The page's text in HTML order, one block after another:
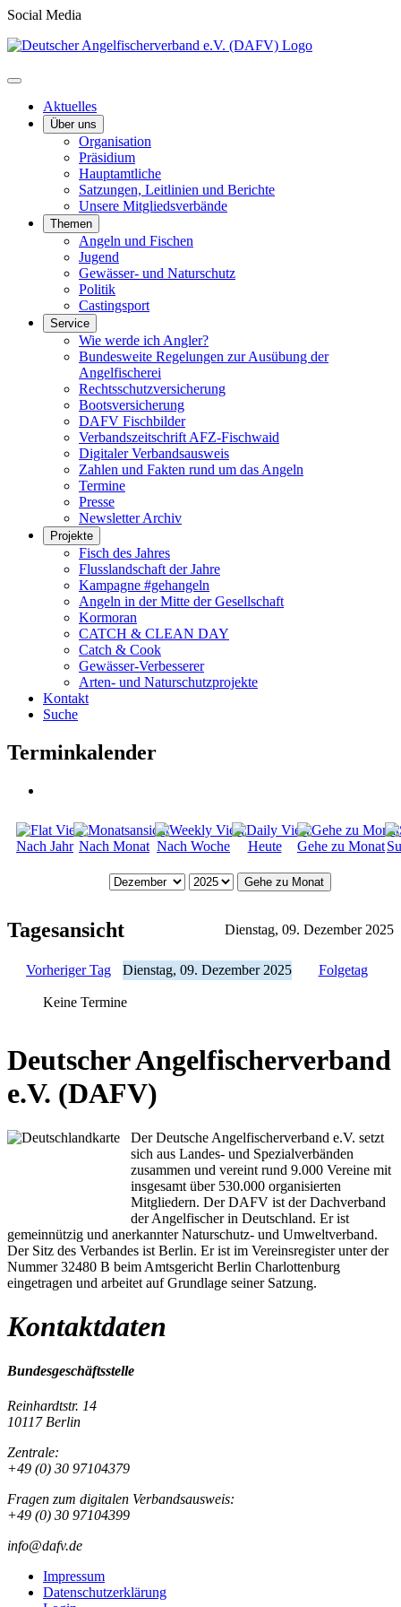
Social Media
Aktuelles
Über uns
Organisation
Präsidium
Hauptamtliche
Satzungen, Leitlinien und Berichte
Unsere Mitgliedsverbände
Themen
Angeln und Fischen
Jugend
Gewässer- und Naturschutz
Politik
Castingsport
Service
Wie werde ich Angler?
Bundesweite Regelungen zur Ausübung der
Angelfischerei
Rechtsschutzversicherung
Bootsversicherung
DAFV Fischbilder
Verbandszeitschrift AFZ-Fischwaid
Digitaler Verbandsausweis
Zahlen und Fakten rund um das Angeln
Termine
Presse
Newsletter Archiv
Projekte
Fisch des Jahres
Flusslandschaft der Jahre
Kampagne #gehangeln
Angeln in der Mitte der Gesellschaft
Kormoran
CATCH & CLEAN DAY
Catch & Cook
Gewässer-Verbesserer
Arten- und Naturschutzprojekte
Kontakt
Suche
Terminkalender
Nach Jahr Nach Monat Nach Woche Heute Gehe zu Monat
Gehe zu Monat
Tagesansicht Dienstag, 09. Dezember 2025
Vorheriger Tag Dienstag, 09. Dezember 2025 Folgetag
Keine Termine
Deutscher Angelfischerverband
e.V. (DAFV)
Der Deutsche Angelfischerverband e.V. setzt
sich aus Landes- und Spezialverbänden
zusammen und vereint rund 9.000 Vereine mit
insgesamt über 530.000 organisierten
Mitgliedern. Der DAFV ist der Dachverband
der Angelfischer in Deutschland. Er ist
gemeinnützig und anerkannter Naturschutz- und Umweltverband.
Der Sitz des Verbandes ist Berlin. Er ist im Vereinsregister unter der
Nummer 32480 B beim Amtsgericht Berlin Charlottenburg
eingetragen und arbeitet auf Grundlage seiner Satzung.
Kontaktdaten
Bundesgeschäftsstelle
Reinhardtstr. 14
10117 Berlin
Zentrale:
+49 (0) 30 97104379
Fragen zum digitalen Verbandsausweis:
+49 (0) 30 97104399
info@dafv.de
Impressum
Datenschutzerklärung